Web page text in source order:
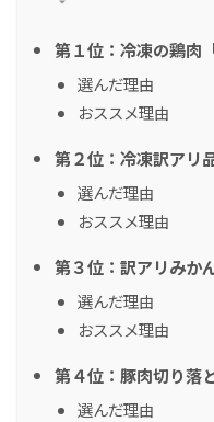
第１位：冷凍の鶏肉
選んだ理由
おススメ理由
第２位：冷凍訳アリ
選んだ理由
おススメ理由
第３位：訳アリみか
選んだ理由
おススメ理由
第４位：豚肉切り落
選んだ理由